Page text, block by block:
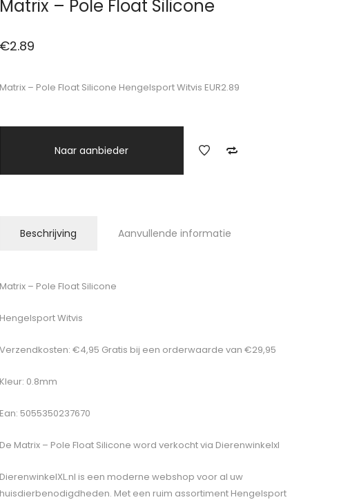
Matrix – Pole Float Silicone
€2.89
Matrix – Pole Float Silicone Hengelsport Witvis EUR2.89
Naar aanbieder
Beschrijving Aanvullende informatie
Matrix – Pole Float Silicone
Hengelsport Witvis
Verzendkosten: €4,95 Gratis bij een orderwaarde van €29,95
Kleur: 0.8mm
Ean: 5055350237670
De Matrix – Pole Float Silicone word verkocht via Dierenwinkelxl
DierenwinkelXL.nl is een moderne webshop voor al uw
huisdierbenodigdheden. Met een ruim assortiment Hengelsport